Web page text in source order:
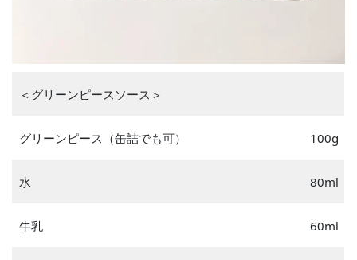
＜グリーンピースソース＞
グリーンピース（缶詰でも可） 100g
水 80ml
牛乳 60ml